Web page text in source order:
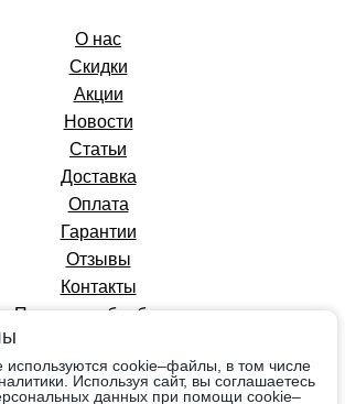
О нас
Скидки
Акции
Новости
Статьи
Доставка
Оплата
Гарантии
Отзывы
Контакты
Политика обработки
персональных данных
cookie–файлы, в том числе
Используя сайт, вы соглашаетесь
данных при помощи cookie–